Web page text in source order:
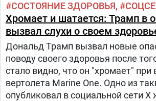
СОСТОЯНИЕ ЗДОРОВЬЯ
Хромает и шатается: Трамп в
вызвал слухи о своем
Дональд Трамп вызвал новые
поводу своего здоровья после
стало видно, что он "хромает" при
вертолета Marine One. Одно из
опубликовал в социальной сети Х